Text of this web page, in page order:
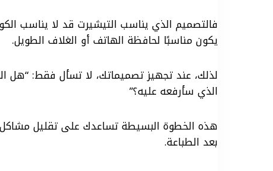
فالتصميم الذي يناسب التيشيرت قد لا يناسب
يكون مناسبًا لحافظة الهاتف أو الغلاف الطويل.
لذلك، عند تجهيز تصميماتك، لا تسأل فقط:
الذي سأرفعه عليه؟”
هذه الخطوة البسيطة تساعدك على تقليل
بعد الطباعة.